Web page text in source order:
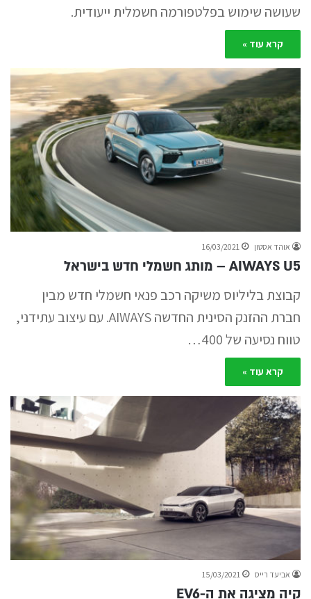
שעושה שימוש בפלטפורמה חשמלית ייעודית.
קרא עוד »
אוהד אסטון 16/03/2021
AIWAYS U5 – מותג חשמלי חדש בישראל
קבוצת בליליוס משיקה רכב פנאי חשמלי חדש מבין
חברת ההזנק הסינית החדשה AIWAYS. עם עיצוב עתידני,
טווח נסיעה של 400…
קרא עוד »
אביעד רייס 15/03/2021
קיה מציגה את ה-EV6